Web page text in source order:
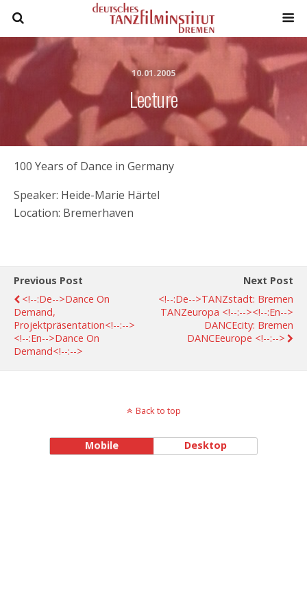
10.01.2005
Lecture
100 Years of Dance in Germany
Speaker: Heide-Marie Härtel
Location: Bremerhaven
Previous Post
<!--:de-->Dance On
Demand,
Projektpräsentation<!--:-->
<!--:en-->Dance On
Demand<!--:-->
Next Post
<!--:de-->TANZstadt: Bremen
TANZeuropa <!--:--><!--:en-->
DANCEcity: Bremen
DANCEeurope <!--:-->
Back to top
Mobile Desktop